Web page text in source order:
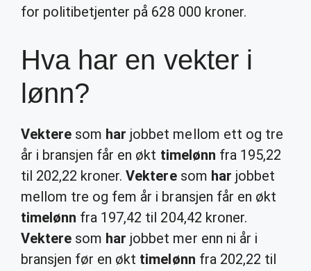
for politibetjenter på 628 000 kroner.
Hva har en vekter i
lønn?
Vektere som har jobbet mellom ett og tre
år i bransjen får en økt timelønn fra 195,22
til 202,22 kroner.Vekteresom har jobbet
mellom tre og fem år i bransjen får en økt
timelønn fra 197,42 til 204,42 kroner.
Vektere som har jobbet mer enn ni år i
bransjen før en økt timelønn fra 202,22 til